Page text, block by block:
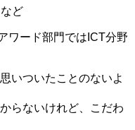
ど
ワード部門ではICT分野
いついたことのないよ
らないけれど、こだわ